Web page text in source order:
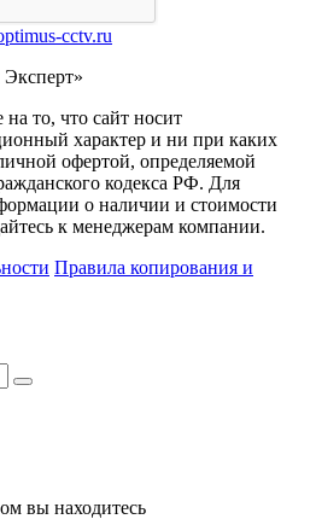
cctv.ru
то, что сайт носит
характер и ни при каких
офертой, определяемой
кодекса РФ. Для
о наличии и стоимости
к менеджерам компании.
Правила копирования и
вы находитесь